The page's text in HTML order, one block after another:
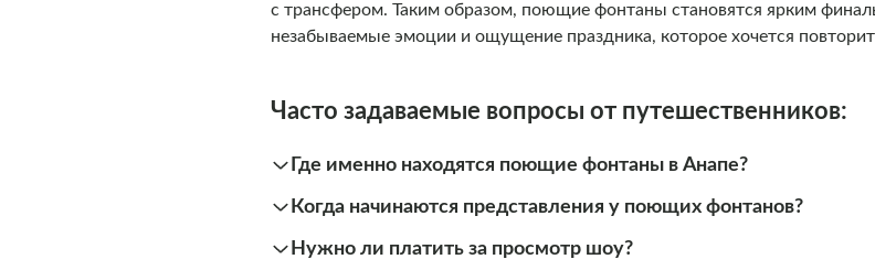
с трансфером. Таким образом, поющие фонтаны становятся ярким
незабываемые эмоции и ощущение праздника, которое хочется
Часто задаваемые вопросы от путешественников:
Где именно находятся поющие фонтаны в Анапе?
Когда начинаются представления у поющих фонтанов?
Нужно ли платить за просмотр шоу?